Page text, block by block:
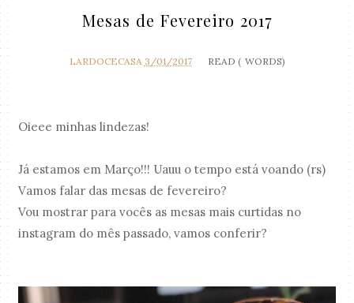
Mesas de Fevereiro 2017
LARDOCECASA 3/01/2017 READ ( WORDS)
Oieee minhas lindezas!
Já estamos em Março!!! Uauu o tempo está voando (rs)
Vamos falar das mesas de fevereiro?
Vou mostrar para vocês as mesas mais curtidas no
instagram do mês passado, vamos conferir?